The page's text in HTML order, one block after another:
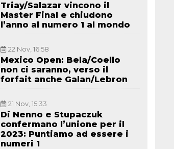
Triay/Salazar vincono il
Master Final e chiudono
l’anno al numero 1 al mondo
22 Nov, 16:58
Mexico Open: Bela/Coello
non ci saranno, verso il
forfait anche Galan/Lebron
21 Nov, 15:33
Di Nenno e Stupaczuk
confermano l’unione per il
2023: Puntiamo ad essere i
numeri 1